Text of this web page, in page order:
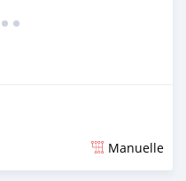
Manuelle